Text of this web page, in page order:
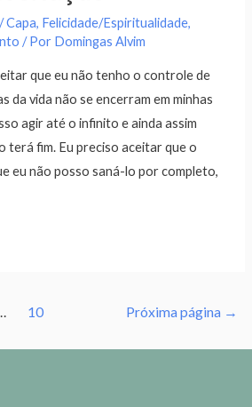
/Capa, Felicidade/Espiritualidade,
/ Por Domingas Alvim
que eu não tenho o controle de
da vida não se encerram em minhas
agir até o infinito e ainda assim
terá fim. Eu preciso aceitar que o
eu não posso saná-lo por completo,
10 Próxima página →